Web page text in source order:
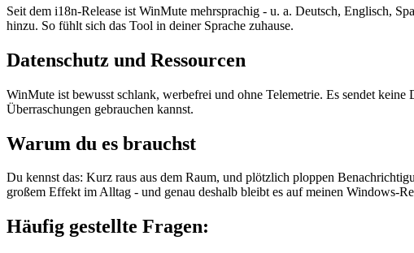
Seit dem i18n-Release ist WinMute mehrsprachig - u. a. Deutsch, Englisch,
hinzu. So fühlt sich das Tool in deiner Sprache zuhause.
Datenschutz und Ressourcen
WinMute ist bewusst schlank, werbefrei und ohne Telemetrie. Es sendet
Überraschungen gebrauchen kannst.
Warum du es brauchst
Du kennst das: Kurz raus aus dem Raum, und plötzlich ploppen
großem Effekt im Alltag - und genau deshalb bleibt es auf meinen Windows-
Häufig gestellte Fragen: